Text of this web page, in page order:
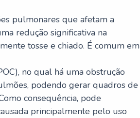
pulmonares que afetam a
redução significativa na
tosse e chiado. É comum em
no qual há uma obstrução
podendo gerar quadros de
consequência, pode
principalmente pelo uso